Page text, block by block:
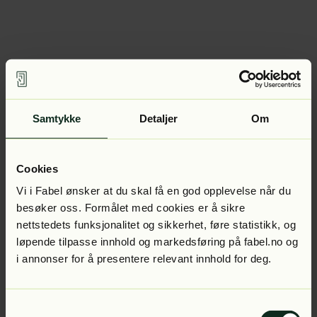
Samtykke Detaljer Om
Cookies
Vi i Fabel ønsker at du skal få en god opplevelse når du
besøker oss. Formålet med cookies er å sikre
nettstedets funksjonalitet og sikkerhet, føre statistikk, og
løpende tilpasse innhold og markedsføring på fabel.no og
i annonser for å presentere relevant innhold for deg.